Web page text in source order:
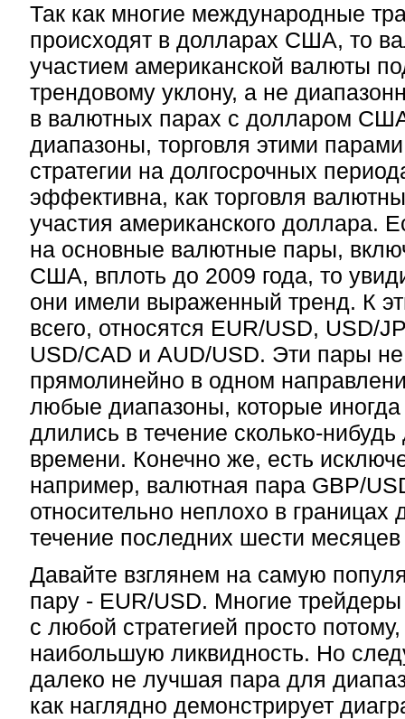
Так как многие международные
происходят в долларах США, то
участием американской валюты
трендовому уклону, а не
в валютных парах с долларом
диапазоны, торговля этими
стратегии на долгосрочных
эффективна, как торговля
участия американского доллара.
на основные валютные пары,
США, вплоть до 2009 года, то
они имели выраженный тренд. К
всего, относятся EUR/USD, USD/
USD/CAD и AUD/USD. Эти пары
прямолинейно в одном
любые диапазоны, которые иногда
длились в течение сколько-
времени. Конечно же, есть
например, валютная пара GBP/
относительно неплохо в границах
течение последних шести месяцев
Давайте взглянем на самую
пару - EUR/USD. Многие трейдеры
с любой стратегией просто
наибольшую ликвидность. Но
далеко не лучшая пара для
как наглядно демонстрирует